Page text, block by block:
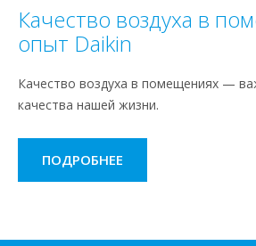
Качество воздуха в
опыт Daikin
Качество воздуха в помещениях —
качества нашей жизни.
ПОДРОБНЕЕ